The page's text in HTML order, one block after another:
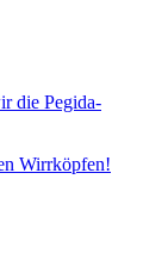
die Pegida-
Wirrköpfen!